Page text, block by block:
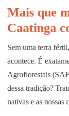
Mais que
Caatinga
Sem uma terra
acontece. É
Agroflorestais
dessa tradição?
nativas e as nossas